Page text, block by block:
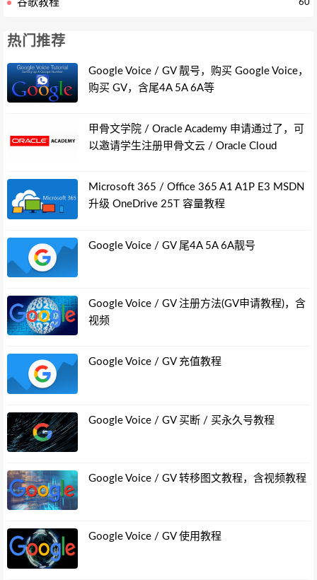
谷歌教程 60
热门推荐
Google Voice / GV 靓号，购买 Google Voice，
购买 GV，含尾4A 5A 6A等
甲骨文学院 / Oracle Academy 申请通过了，可
以邀请学生注册甲骨文云 / Oracle Cloud
Microsoft 365 / Office 365 A1 A1P E3 MSDN
升级 OneDrive 25T 容量教程
Google Voice / GV 尾4A 5A 6A靓号
Google Voice / GV 注册方法(GV申请教程)，含
视频
Google Voice / GV 充值教程
Google Voice / GV 买断 / 买永久号教程
Google Voice / GV 转移图文教程，含视频教程
Google Voice / GV 使用教程